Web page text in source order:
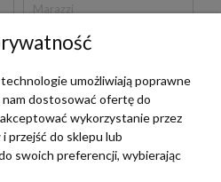
Marazzi
MARAZZI NATURALIA
BEIGE STRUTTURATO
BEŻOWA PŁYTKA
STRUKTULARNA
IMITUJĄCA KAMIEŃ
199,00 zł m2
umożliwiają poprawne
nam dostosować ofertę do
wykorzystanie przez
przejść do sklepu lub
swoich preferencji, wybierając